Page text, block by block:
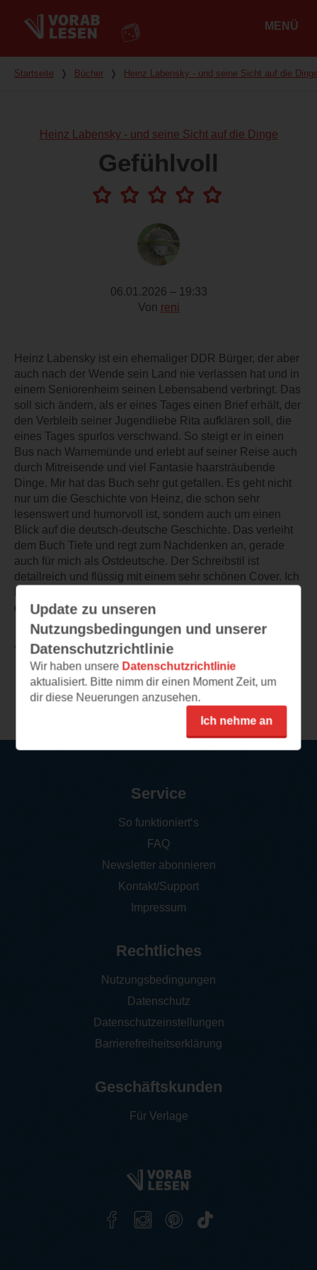
MENÜ
Du bist hier
Startseite ❭ Bücher ❭ Heinz Labensky - und seine Sicht auf die
Heinz Labensky - und seine Sicht auf die Dinge
Gefühlvoll
06.01.2026 – 19:33
Von reni
Heinz Labensky ist ein ehemaliger DDR Bürger, der aber
auch nach der Wende sein Land nie verlassen hat und in
einem Seniorenheim seinen Lebensabend verbringt. Das
soll sich ändern, als er eines Tages einen Brief erhält, der
den Verbleib seiner Jugendliebe Rita aufklären soll, die
eines Tages spurlos verschwand. So steigt er in einen
Bus nach Warnemünde und erlebt auf seiner Reise auch
durch Mitreisende und viel Fantasie haarsträubende
Dinge. Mir hat das Buch sehr gut gefallen. Es geht nicht
nur um die Geschichte von Heinz, die schon sehr
lesenswert und humorvoll ist, sondern auch um einen
Blick auf die deutsch-deutsche Geschichte. Das verleiht
dem Buch Tiefe und regt zum Nachdenken an, gerade
auch für mich als Ostdeutsche. Der Schreibstil ist
detailreich und flüssig mit einem sehr schönen Cover. Ich
habe mich richtig gut unterhalten gefühlt und empfehle
das Buch sehr gerne weiter.
TEILEN
Weitere Rezensionen
Update zu unseren
Nutzungsbedingungen und unserer
Datenschutzrichtlinie
Wir haben unsere Datenschutzrichtlinie
aktualisiert. Bitte nimm dir einen Moment Zeit, um
dir diese Neuerungen anzusehen.
Ich nehme an
Service
So funktioniert‘s
FAQ
Newsletter abonnieren
Kontakt/Support
Impressum
Rechtliches
Nutzungsbedingungen
Datenschutz
Datenschutzeinstellungen
Barrierefreiheitserklärung
Geschäftskunden
Für Verlage